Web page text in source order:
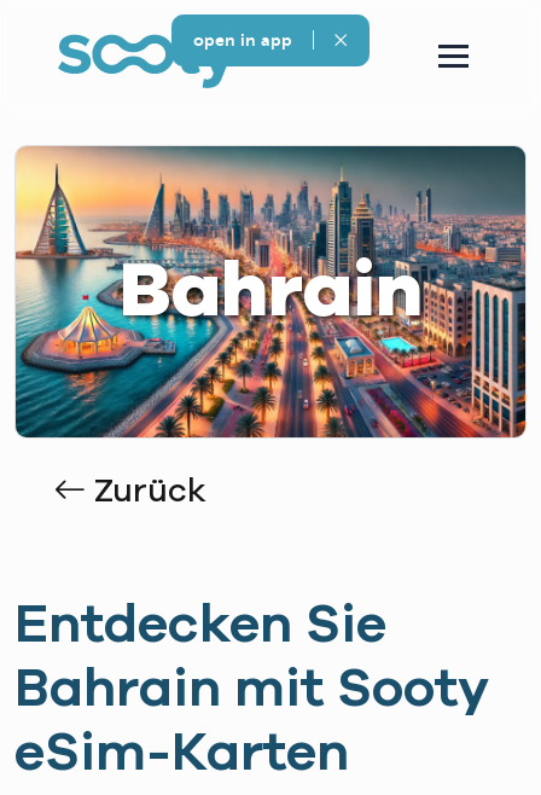
Bahrain
Zurück
Entdecken Sie
Bahrain mit Sooty
eSim-Karten
open in app